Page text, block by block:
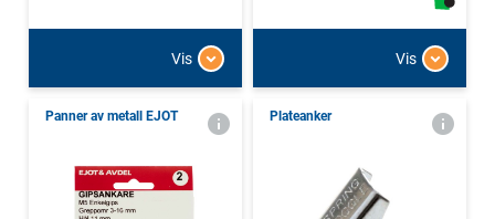
Vis Vis
Panner av metall EJOT Plateanker